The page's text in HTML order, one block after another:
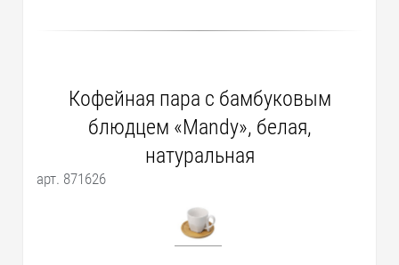
Кофейная пара с бамбуковым
блюдцем «Mandy», белая,
натуральная
арт. 871626